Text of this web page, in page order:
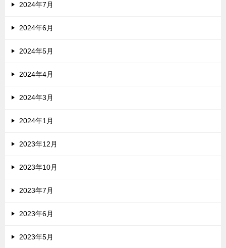
2024年7月
2024年6月
2024年5月
2024年4月
2024年3月
2024年1月
2023年12月
2023年10月
2023年7月
2023年6月
2023年5月